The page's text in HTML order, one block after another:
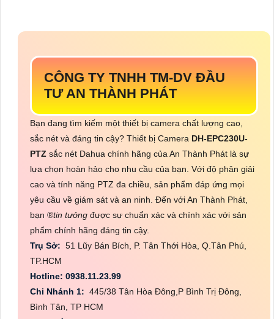
CÔNG TY TNHH TM-DV ĐẦU
TƯ AN THÀNH PHÁT
Bạn đang tìm kiếm một thiết bị camera chất lượng cao,
sắc nét và đáng tin cậy? Thiết bị Camera DH-EPC230U-
PTZ sắc nét Dahua chính hãng của An Thành Phát là sự
lựa chọn hoàn hảo cho nhu cầu của bạn. Với độ phân giải
cao và tính năng PTZ đa chiều, sản phẩm đáp ứng mọi
yêu cầu về giám sát và an ninh. Đến với An Thành Phát,
bạn ®️tin tưởng được sự chuẩn xác và chính xác với sản
phẩm chính hãng đáng tin cậy.
Trụ Sở: 51 Lũy Bán Bích, P. Tân Thới Hòa, Q.Tân Phú,
TP.HCM
Hotline: 0938.11.23.99
Chi Nhánh 1: 445/38 Tân Hòa Đông,P Bình Trị Đông,
Bình Tân, TP HCM